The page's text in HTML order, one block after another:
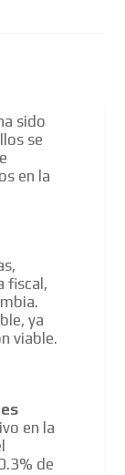
sido
se
en la
fiscal,
ya
viable.
en la
de